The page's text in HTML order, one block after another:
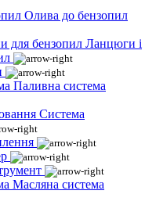
Олива до бензопил
Ланцюги і
Паливна система
Система
Масляна система